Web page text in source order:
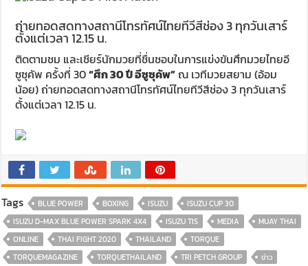
ถ่ายทอดสดทางสถานีโทรทัศน์ไทยทีวีสีช่อง 3 ทุกวันเสาร์
ตั้งแต่เวลา 12.15 น.
ติดตามชม และเชียร์นักมวยที่ชื่นชอบในการแข่งขันศึกมวยไทยอี
ซูซุคัพ ครั้งที่ 30“ศึก 30 ปี อีซูซุคัพ”ณ เวทีมวยสยาม (อ้อม
น้อย) ถ่ายทอดสดทางสถานีโทรทัศน์ไทยทีวีสีช่อง 3 ทุกวันเสาร์
ตั้งแต่เวลา 12.15 น.
Tags BLUE POWER BOXING ISUZU
ISUZU CUP 30
ISUZU D-MAX BLUE POWER SPARK 4X4
ISUZU TIS MEDIA
MUAY THAI
ONLINE
THAI FIGHT 2020 THAILAND
TORQUE
TORQUEMAGAZINE
TORQUETHAILAND TRI PETCH GROUP ข่าว